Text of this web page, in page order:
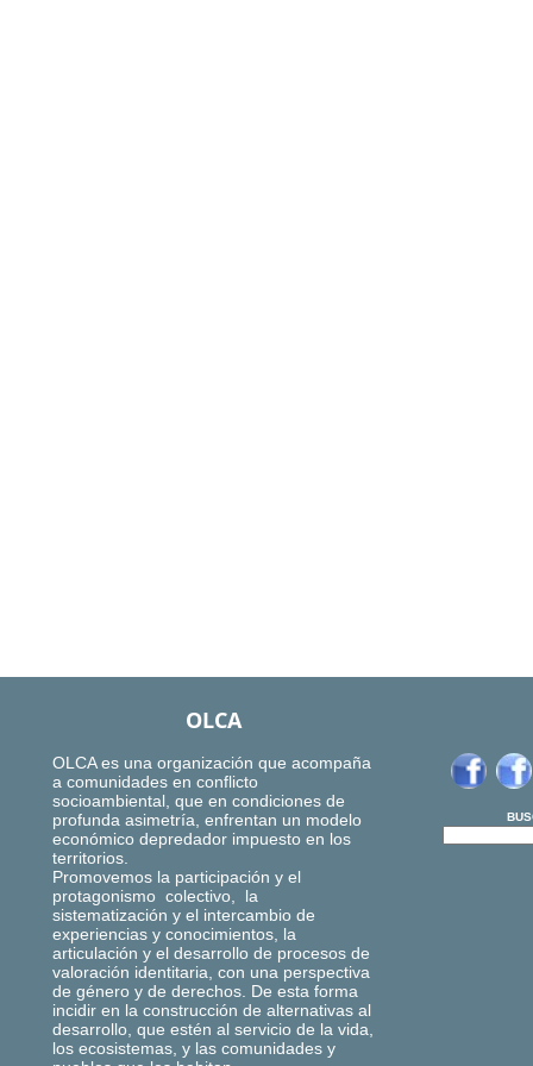
OLCA
OLCA es una organización que acompaña
a comunidades en conflicto
socioambiental, que en condiciones de
profunda asimetría, enfrentan un modelo
económico depredador impuesto en los
territorios.
Promovemos la participación y el
protagonismo colectivo, la
sistematización y el intercambio de
experiencias y conocimientos, la
articulación y el desarrollo de procesos de
valoración identitaria, con una perspectiva
de género y de derechos. De esta forma
incidir en la construcción de alternativas al
desarrollo, que estén al servicio de la vida,
los ecosistemas, y las comunidades y